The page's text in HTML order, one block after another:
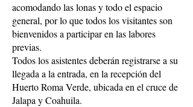
acomodando las lonas y todo el espacio
general, por lo que todos los visitantes son
bienvenidos a participar en las labores
previas.
Todos los asistentes deberán registrarse a su
llegada a la entrada, en la recepción del
Huerto Roma Verde, ubicada en el cruce de
Jalapa y Coahuila.